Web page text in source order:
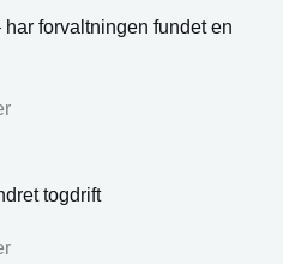
forvaltningen fundet en
togdrift